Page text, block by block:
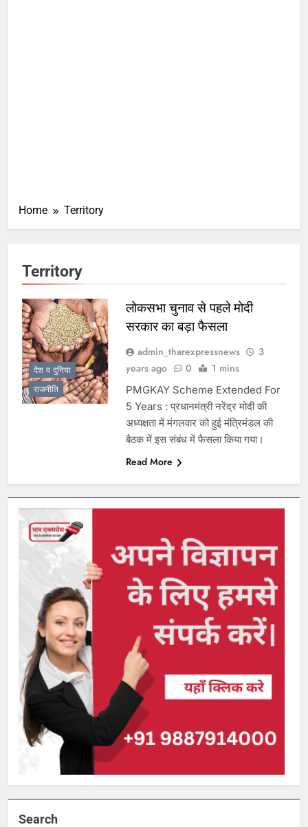
Home Territory
Territory
देश व दुनिया
राजनीति
लोकसभा चुनाव से पहले मोदी
सरकार का बड़ा फैसला
admin_tharexpressnews
3
years ago
0 1 mins
PMGKAY Scheme Extended For
5 Years : प्रधानमंत्री नरेंद्र मोदी की
अध्यक्षता में मंगलवार को हुई मंत्रिमंडल की
बैठक में इस संबंध में फैसला किया गया।
Read More
Search